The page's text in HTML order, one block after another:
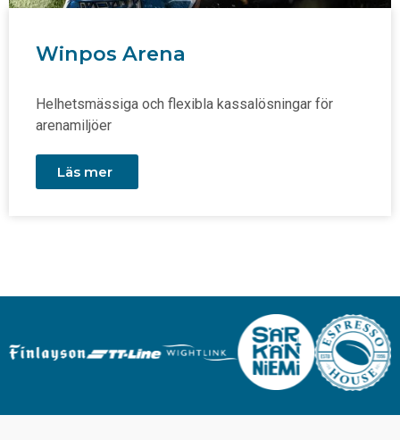
Winpos Arena
Helhetsmässiga och flexibla kassalösningar för
arenamiljöer
Läs mer